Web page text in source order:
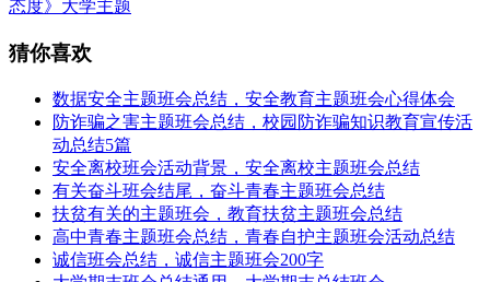
态度》大学主题
猜你喜欢
数据安全主题班会总结，安全教育主题班会心得体会
防诈骗之害主题班会总结，校园防诈骗知识教育宣传活
动总结5篇
安全离校班会活动背景，安全离校主题班会总结
有关奋斗班会结尾，奋斗青春主题班会总结
扶贫有关的主题班会，教育扶贫主题班会总结
高中青春主题班会总结，青春自护主题班会活动总结
诚信班会总结，诚信主题班会200字